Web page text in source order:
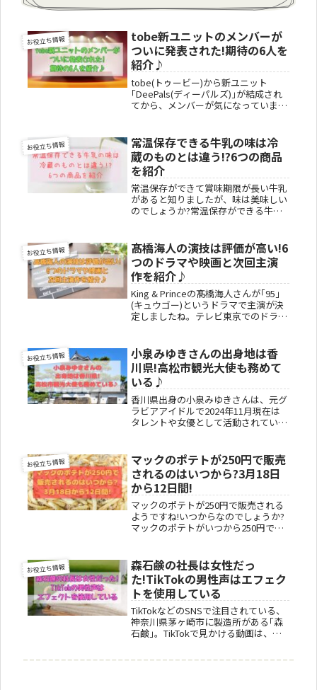
お役立ち情報
tobe新ユニットのメンバーが
ついに発表された!期待の6人を
紹介♪
tobe(トゥービー)から新ユニット
｢DeePals(ディーパルズ)｣が結成され
てから、メンバーが気になっていまし
ら、6人組新ユニットの｢DeePals｣が
結成され...
お役立ち情報
常温保存できる牛乳の味は冷
蔵のものとは違う!?6つの商品
を紹介
常温保存ができて賞味期限が長い牛乳
があると知りましたが、味は美味しい
のでしょうか?常温保存ができる牛乳
すよ。冷蔵保存の一般的な牛乳は、1
週間~2週間しかもたないので、賞味
期...
お役立ち情報
髙橋海人の演技は評価が高い!6
つのドラマや映画と次回主演
作を紹介♪
King & Princeの髙橋海人さんが｢95｣
(キュウゴー)というドラマで主演が決
定しましたね。テレビ東京でのドラマ
るイメージがなかったけれど、演技の
評価はどうなのだろ...
お役立ち情報
小泉みゆきさんの出身地は香
川県!高松市観光大使も務めて
いる♪
香川県出身の小泉みゆきさんは、元グ
ラビアアイドルで2024年11月現在は
タレントや女優として活動されていま
います。本記事では、小泉みゆきさん
の出身地などプロフィールについて...
お役立ち情報
マックのポテトが250円で販売
されるのはいつから?3月18日
から12日間!
マックのポテトが250円で販売される
ようですね!いつからなのでしょうか?
マックのポテトがいつから250円で購
舗は除かれますが、全国のマクドナル
ド店舗にて特別価格の25...
お役立ち情報
森石鹸の社長は女性だっ
た!TikTokの男性声はエフェク
トを使用している
TikTokなどのSNSで注目されている、
神奈川県茅ヶ崎市に製造所がある｢森
石鹸｣。TikTokで見かける動画は、カ